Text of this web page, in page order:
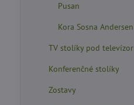
Pusan
Kora Sosna Andersen
TV stolíky pod televízor
Konferenčné stolíky
Zostavy